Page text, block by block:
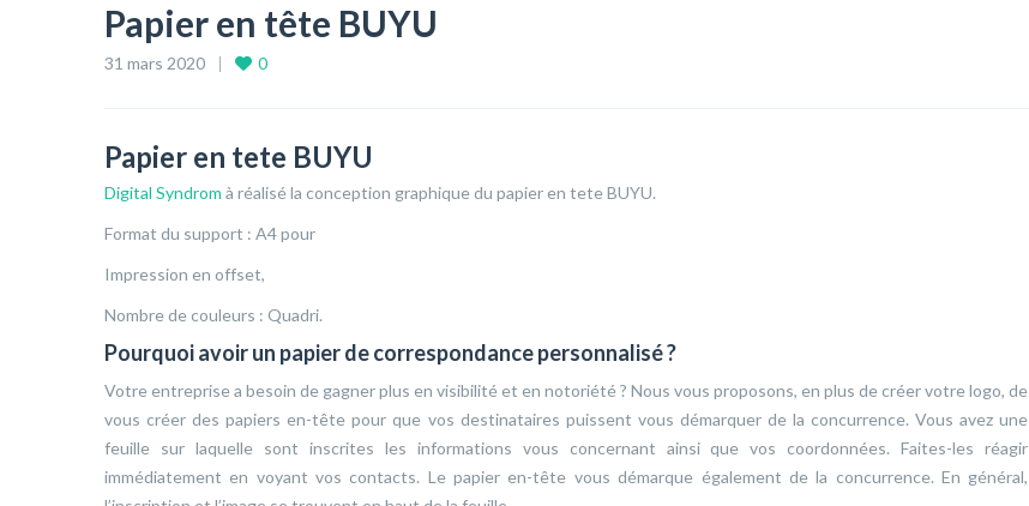
Papier en tête BUYU
31 mars 2020 0
Papier en tete BUYU
Digital Syndrom à réalisé la conception graphique du papier en tete BUYU.
Format du support : A4 pour
Impression en offset,
Nombre de couleurs : Quadri.
Pourquoi avoir un papier de correspondance personnalisé ?
Votre entreprise a besoin de gagner plus en visibilité et en notoriété ? Nous vous proposons, en plus de créer votre logo, de
vous créer des papiers en-tête pour que vos destinataires puissent vous démarquer de la concurrence. Vous avez une
feuille sur laquelle sont inscrites les informations vous concernant ainsi que vos coordonnées. Faites-les réagir
immédiatement en voyant vos contacts. Le papier en-tête vous démarque également de la concurrence. En général,